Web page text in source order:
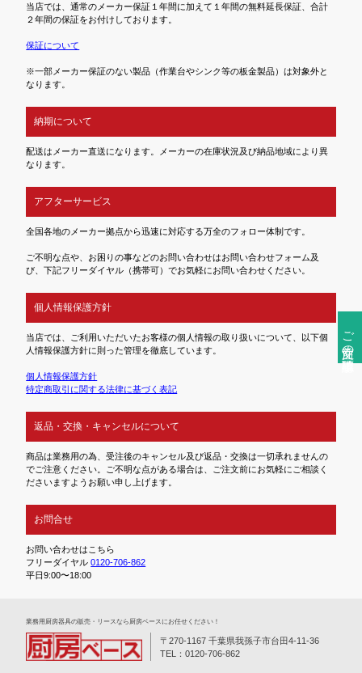
ご注文前の確認事項
当店では、通常のメーカー保証１年間に加えて１年間の無料延長保証、合計
２年間の保証をお付けしております。
保証について
※一部メーカー保証のない製品（作業台やシンク等の板金製品）は対象外と
なります。
納期について
配送はメーカー直送になります。メーカーの在庫状況及び納品地域により異
なります。
アフターサービス
全国各地のメーカー拠点から迅速に対応する万全のフォロー体制です。
ご不明な点や、お困りの事などのお問い合わせはお問い合わせフォーム及
び、下記フリーダイヤル（携帯可）でお気軽にお問い合わせください。
個人情報保護方針
当店では、ご利用いただいたお客様の個人情報の取り扱いについて、以下個
人情報保護方針に則った管理を徹底しています。
個人情報保護方針
特定商取引に関する法律に基づく表記
返品・交換・キャンセルについて
商品は業務用の為、受注後のキャンセル及び返品・交換は一切承れませんの
でご注意ください。ご不明な点がある場合は、ご注文前にお気軽にご相談く
ださいますようお願い申し上げます。
お問合せ
お問い合わせはこちら
フリーダイヤル0120-706-862
平日9:00〜18:00
業務⽤厨房器具の販売・リースなら厨房ベースにお任せください！
〒270-1167 千葉県我孫子市台田4-11-36
TEL：0120-706-862